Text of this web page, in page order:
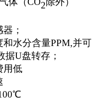
2
；
和水分含量PPM,并可
据U盘转存 ；
用低
℃